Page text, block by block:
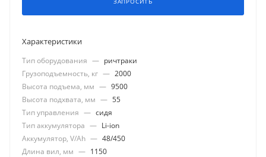
Характеристики
Тип оборудования — ричтраки
Грузоподъемность, кг — 2000
Высота подъема, мм — 9500
Высота подхвата, мм — 55
Тип управления — сидя
Тип аккумулятора — Li-ion
Аккумулятор, V/Ah — 48/450
Длина вил, мм — 1150